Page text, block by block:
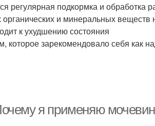
регулярная подкормка и обработка
и минеральных веществ
к ухудшению состояния
которое зарекомендовало себя как
я применяю